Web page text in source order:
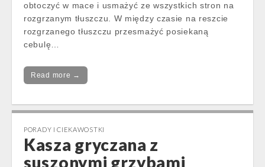
obtoczyć w mace i usmażyć ze wszystkich stron na
rozgrzanym tłuszczu. W między czasie na reszcie
rozgrzanego tłuszczu przesmażyć posiekaną
cebulę…
Read more →
PORADY I CIEKAWOSTKI
Kasza gryczana z
suszonymi grzybami